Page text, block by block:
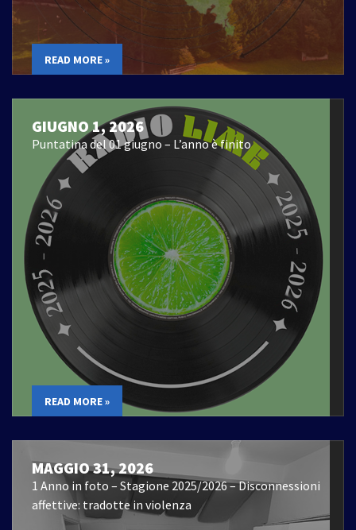
READ MORE »
GIUGNO 1, 2026
Puntatina del 01 giugno – L’anno è finito
READ MORE »
MAGGIO 31, 2026
1 Anno in foto – Stagione 2025/2026 – Disconnessioni
affettive: tradotte in violenza